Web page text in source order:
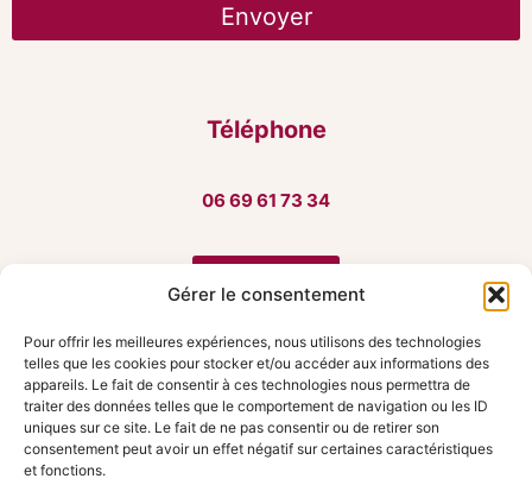
Gérer le consentement
Pour offrir les meilleures expériences, nous utilisons des technologies
telles que les cookies pour stocker et/ou accéder aux informations des
appareils. Le fait de consentir à ces technologies nous permettra de
traiter des données telles que le comportement de navigation ou les ID
uniques sur ce site. Le fait de ne pas consentir ou de retirer son
consentement peut avoir un effet négatif sur certaines caractéristiques
et fonctions.
Envoyer
Téléphone
06 69 61 73 34
M'écrire
Adresse